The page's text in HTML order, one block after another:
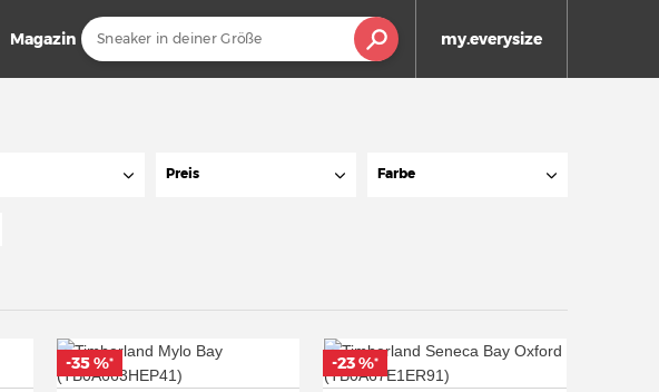
my.everysize
Magazin
Preis Farbe
-35 %* -23 %*